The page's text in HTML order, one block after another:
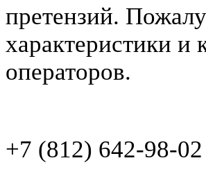
претензий.
характеристики и
операторов.
+7 (812) 642-98-02